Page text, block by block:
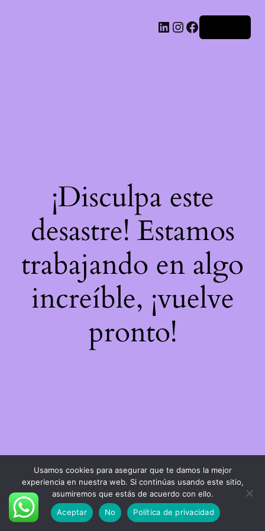
LinkedIn
Instagram
Facebook
¡Disculpa este
desastre! Estamos
trabajando en algo
increíble, ¡vuelve
pronto!
Usamos cookies para asegurar que te damos la mejor
experiencia en nuestra web. Si continúas usando este sitio,
asumiremos que estás de acuerdo con ello.
Aceptar
No Política de privacidad